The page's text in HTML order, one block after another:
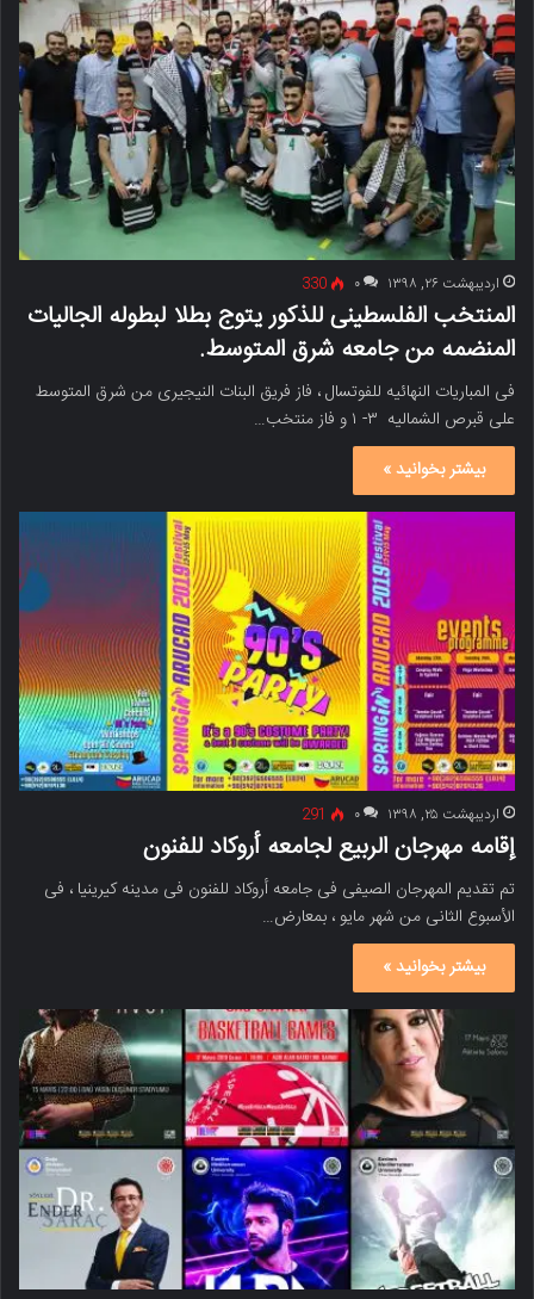
اردیبهشت ۲۶, ۱۳۹۸ ۰ 330
المنتخب الفلسطینی للذکور یتوج بطلا لبطوله الجالیات
المنضمه من جامعه شرق المتوسط.
فی المباریات النهائیه للفوتسال ، فاز فریق البنات النیجیری من شرق المتوسط ​​
على قبرص الشمالیه ۳- ۱ و فاز منتخب…
بیشتر بخوانید »
اردیبهشت ۲۵, ۱۳۹۸ ۰ 291
إقامه مهرجان الربیع لجامعه أروکاد للفنون
تم تقدیم المهرجان الصیفی فی جامعه أروکاد للفنون فی مدینه کیرینیا ، فی
الأسبوع الثانی من شهر مایو ، بمعارض…
بیشتر بخوانید »